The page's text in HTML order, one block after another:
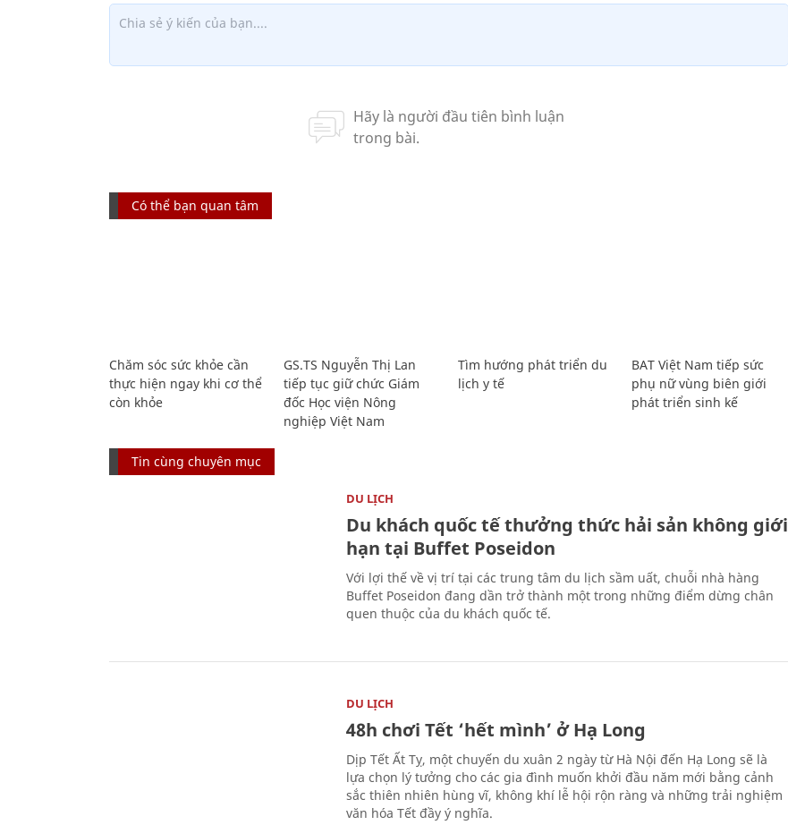
Có thể bạn quan tâm
Chăm sóc sức khỏe cần
thực hiện ngay khi cơ thể
còn khỏe
GS.TS Nguyễn Thị Lan
tiếp tục giữ chức Giám
đốc Học viện Nông
nghiệp Việt Nam
Tìm hướng phát triển du
lịch y tế
BAT Việt Nam tiếp sức
phụ nữ vùng biên giới
phát triển sinh kế
Tin cùng chuyên mục
DU LỊCH
Du khách quốc tế thưởng thức hải sản không giới
hạn tại Buffet Poseidon
Với lợi thế về vị trí tại các trung tâm du lịch sầm uất, chuỗi nhà hàng
Buffet Poseidon đang dần trở thành một trong những điểm dừng chân
quen thuộc của du khách quốc tế.
DU LỊCH
48h chơi Tết ‘hết mình’ ở Hạ Long
Dịp Tết Ất Tỵ, một chuyến du xuân 2 ngày từ Hà Nội đến Hạ Long sẽ là
lựa chọn lý tưởng cho các gia đình muốn khởi đầu năm mới bằng cảnh
sắc thiên nhiên hùng vĩ, không khí lễ hội rộn ràng và những trải nghiệm
văn hóa Tết đầy ý nghĩa.